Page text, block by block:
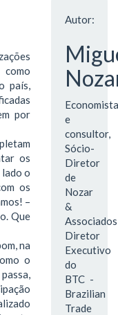
país,
por
os
o
os
–
Que
na
o
Autor:
Economista
e
consultor,
Sócio-
Diretor
de
Nozar
&
Diretor
Executivo
do
BTC -
Brazilian
Trade